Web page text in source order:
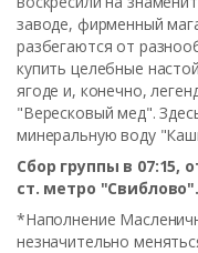
заводе, фирменный
разбегаются от
купить целебные
ягоде и, конечно,
"Вересковый мед".
минеральную воду
Сбор группы в 07:15,
ст. метро "Свиблово".
*Наполнение
незначительно